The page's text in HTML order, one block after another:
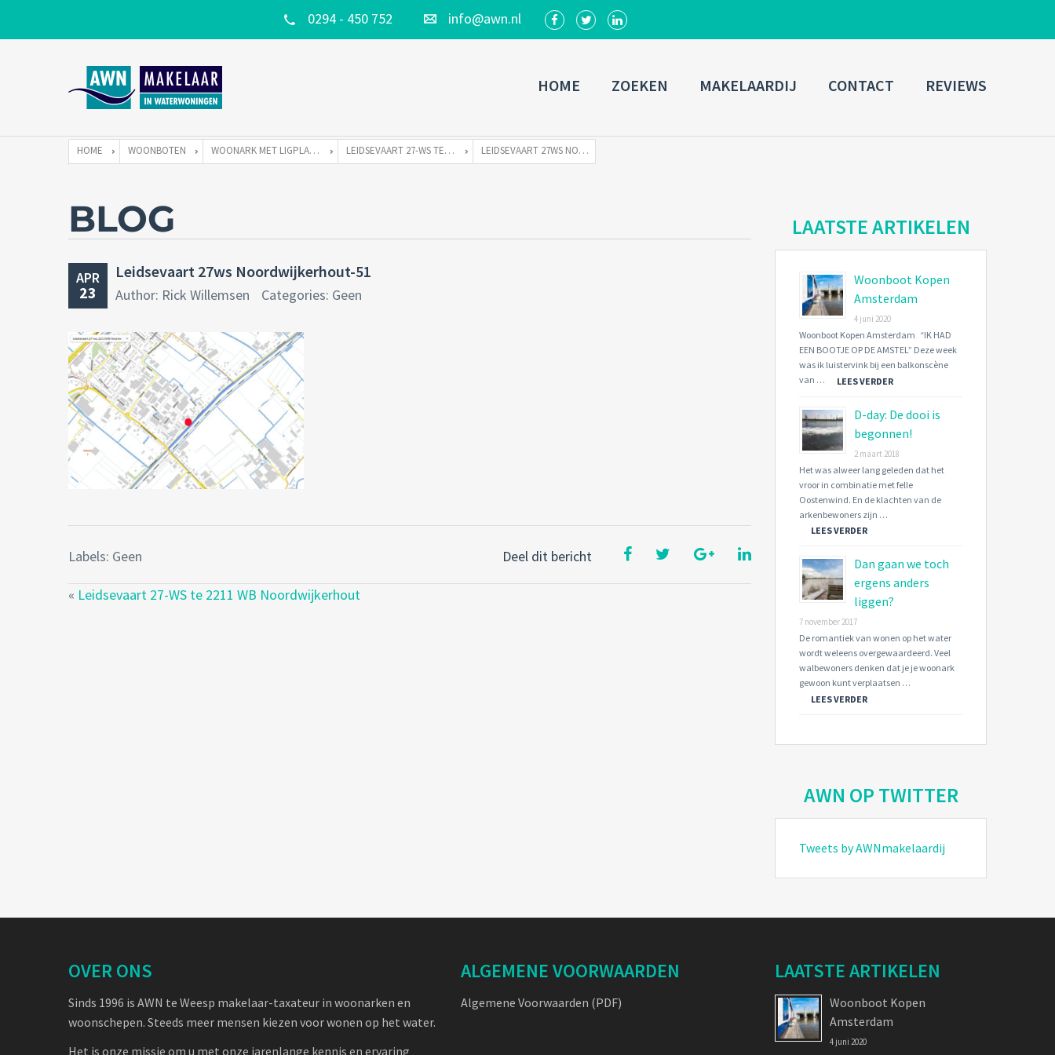
0294 - 450 752 info@awn.nl
Username
Connect with:
Forgot
password? SIGN IN
Remember me
HOME ZOEKEN MAKELAARDIJ CONTACT REVIEWS
HOME WOONBOTEN WOONARK MET LIGPLAATS LEIDSEVAART 27-WS TE 2211 WB NOORDWIJKERHOUT LEIDSEVAART 27WS NOORDWIJKERHOUT-51
BLOG
APR
23
Leidsevaart 27ws Noordwijkerhout-51
Author: Rick Willemsen Categories: Geen
Deel dit bericht
Labels: Geen
« Leidsevaart 27-WS te 2211 WB Noordwijkerhout
LAATSTE ARTIKELEN
Woonboot Kopen
Amsterdam
4 juni 2020
Woonboot Kopen Amsterdam “IK HAD
EEN BOOTJE OP DE AMSTEL” Deze week
was ik luistervink bij een balkonscène
van …
LEES VERDER
D-day: De dooi is
begonnen!
2 maart 2018
Het was alweer lang geleden dat het
vroor in combinatie met felle
Oostenwind. En de klachten van de
arkenbewoners zijn …
LEES VERDER
Dan gaan we toch
ergens anders
liggen?
7 november 2017
De romantiek van wonen op het water
wordt weleens overgewaardeerd. Veel
walbewoners denken dat je je woonark
gewoon kunt verplaatsen …
LEES VERDER
AWN OP TWITTER
Tweets by AWNmakelaardij
OVER ONS
Sinds 1996 is AWN te Weesp makelaar-taxateur in woonarken en
woonschepen. Steeds meer mensen kiezen voor wonen op het water.
Het is onze missie om u met onze jarenlange kennis en ervaring
ALGEMENE VOORWAARDEN
Algemene Voorwaarden (PDF)
LAATSTE ARTIKELEN
Woonboot Kopen
Amsterdam
4 juni 2020